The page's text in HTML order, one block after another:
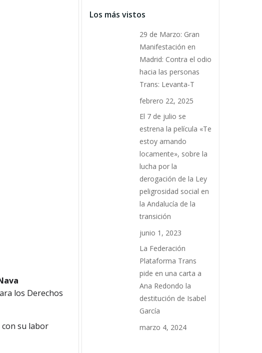
los Derechos
su labor
Los más vistos
29 de Marzo: Gran
Manifestación en
Madrid: Contra el odio
hacia las personas
Trans: Levanta-T
febrero 22, 2025
El 7 de julio se
estrena la película «Te
estoy amando
locamente», sobre la
lucha por la
derogación de la Ley
peligrosidad social en
la Andalucía de la
transición
junio 1, 2023
La Federación
Plataforma Trans
pide en una carta a
Ana Redondo la
destitución de Isabel
García
marzo 4, 2024